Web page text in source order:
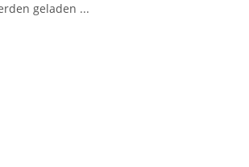
geladen ...